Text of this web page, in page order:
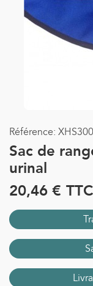
Référence:
Sac de
urinal
20,46 € TTC